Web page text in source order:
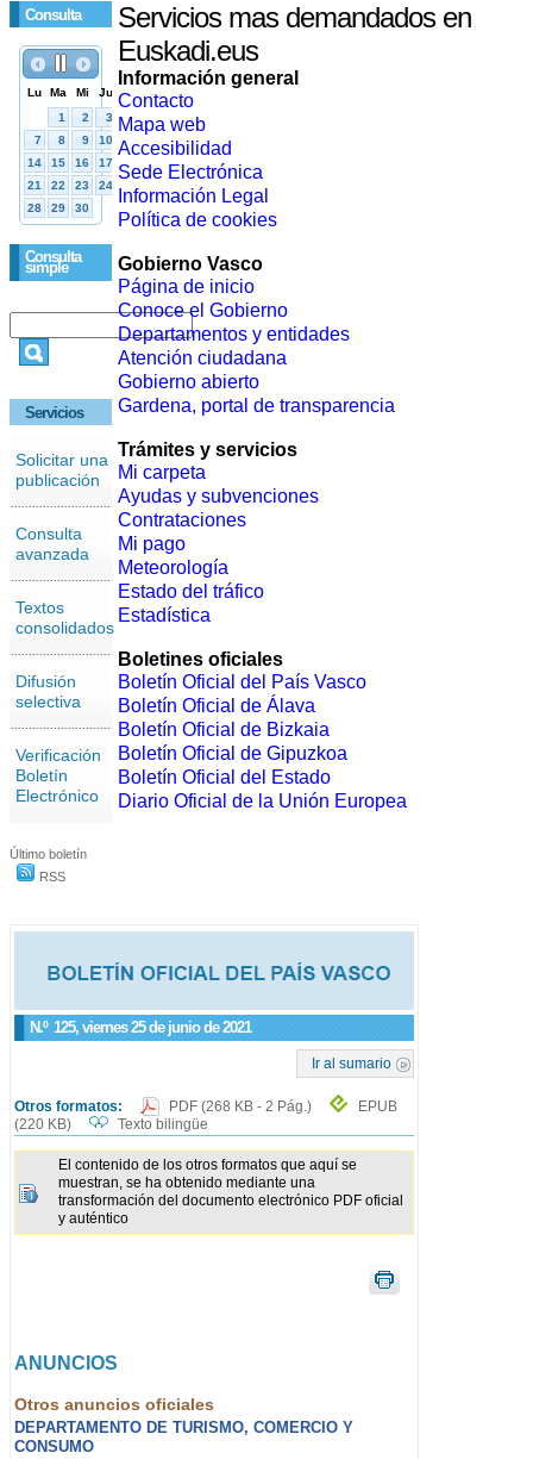
Consulta
Consulta
simple
Servicios
Solicitar una
publicación
Consulta
avanzada
Textos
consolidados
Difusión
selectiva
Verificación
Boletín
Electrónico
Último boletín
RSS
N.º 125, viernes 25 de junio de 2021
Ir al sumario
Otros formatos: PDF (268 KB - 2 Pág.)
EPUB
(220 KB)
Texto bilingüe
El contenido de los otros formatos que aquí se
muestran, se ha obtenido mediante una
transformación del documento electrónico PDF oficial
y auténtico
ANUNCIOS
Otros anuncios oficiales
DEPARTAMENTO DE TURISMO, COMERCIO Y
CONSUMO
Servicios mas demandados en
Euskadi.eus
Información general
Contacto
Mapa web
Accesibilidad
Sede Electrónica
Información Legal
Política de cookies
Gobierno Vasco
Página de inicio
Conoce el Gobierno
Departamentos y entidades
Atención ciudadana
Gobierno abierto
Gardena, portal de transparencia
Trámites y servicios
Mi carpeta
Ayudas y subvenciones
Contrataciones
Mi pago
Meteorología
Estado del tráfico
Estadística
Boletines oficiales
Boletín Oficial del País Vasco
Boletín Oficial de Álava
Boletín Oficial de Bizkaia
Boletín Oficial de Gipuzkoa
Boletín Oficial del Estado
Diario Oficial de la Unión Europea